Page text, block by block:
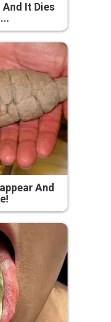
And It Dies
And